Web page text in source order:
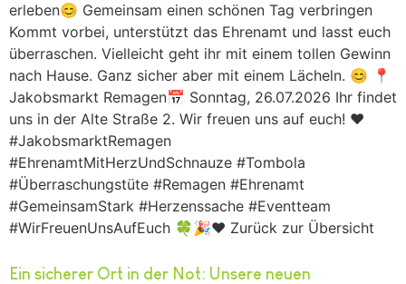
erleben😊 Gemeinsam einen schönen Tag verbringen
Kommt vorbei, unterstützt das Ehrenamt und lasst euch
überraschen. Vielleicht geht ihr mit einem tollen Gewinn
nach Hause. Ganz sicher aber mit einem Lächeln. 😊 📍
Jakobsmarkt Remagen📅 Sonntag, 26.07.2026 Ihr findet
uns in der Alte Straße 2. Wir freuen uns auf euch! ❤️
#JakobsmarktRemagen
#EhrenamtMitHerzUndSchnauze #Tombola
#Überraschungstüte #Remagen #Ehrenamt
#GemeinsamStark #Herzenssache #Eventteam
#WirFreuenUnsAufEuch 🍀🎉❤️ Zurück zur Übersicht
Ein sicherer Ort in der Not: Unsere neuen